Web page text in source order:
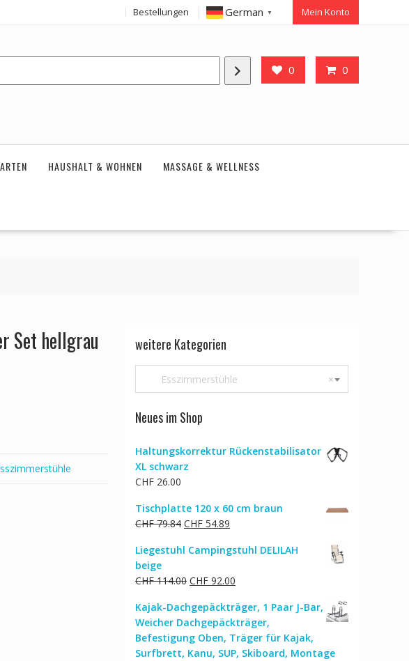
Bestellungen German ▼ Mein Konto
0 0
HAUSHALT & WOHNEN MASSAGE & WELLNESS
Set hellgrau weitere Kategorien
×
Esszimmerstühle
Neues im Shop
Haltungskorrektur Rückenstabilisator
XL schwarz
CHF 26.00
Tischplatte 120 x 60 cm braun
CHF79.84 Ursprünglicher
war:
CHF 54.89
ist:
Liegestuhl Campingstuhl DELILAH
beige
CHF114.00 Ursprünglicher
war:
CHF 114.00
CHF 92.00
ist:
CHF 92.00.
Kajak-Dachgepäckträger, 1 Paar J-Bar,
Weicher Dachgepäckträger,
Befestigung Oben, Träger für Kajak,
Surfbrett, Kanu, SUP, Skiboard, Montage